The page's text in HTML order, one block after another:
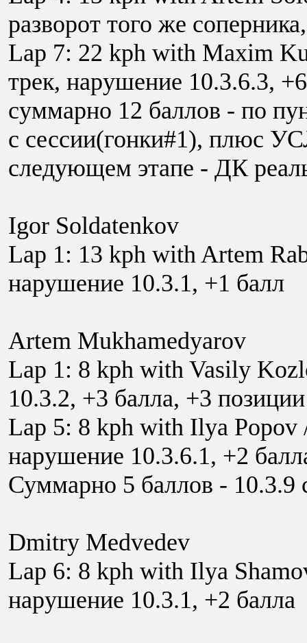
разворот того же
Lap 7: 22 kph with Maxim
трек, нарушение 10.3.6.3,
суммарно 12 баллов - по
с сессии(гонки#1), плюс
следующем этапе - ДК
Igor Soldatenkov
Lap 1: 13 kph with Artem
нарушение 10.3.1, +1 балл
Artem Mukhamedyarov
Lap 1: 8 kph with Vasily
10.3.2, +3 балла, +3 позиции
Lap 5: 8 kph with Ilya Popov
нарушение 10.3.6.1, +2
Суммарно 5 баллов - 10.3.9
Dmitry Medvedev
Lap 6: 8 kph with Ilya
нарушение 10.3.1, +2 балла